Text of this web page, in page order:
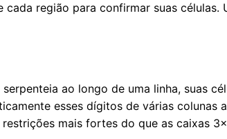
região para confirmar suas células.
ao longo de uma linha, suas
esses dígitos de várias colunas
mais fortes do que as caixas